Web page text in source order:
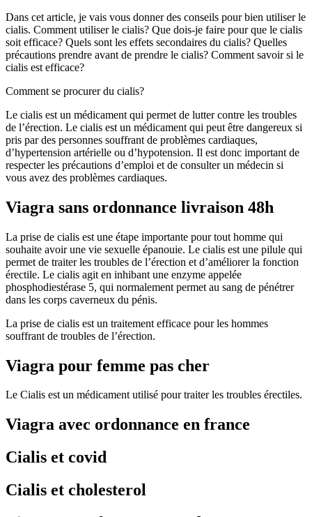
Dans cet article, je vais vous donner des conseils pour bien utiliser le
cialis. Comment utiliser le cialis? Que dois-je faire pour que le cialis
soit efficace? Quels sont les effets secondaires du cialis? Quelles
précautions prendre avant de prendre le cialis? Comment savoir si le
cialis est efficace?
Comment se procurer du cialis?
Le cialis est un médicament qui permet de lutter contre les troubles
de l’érection. Le cialis est un médicament qui peut être dangereux si
pris par des personnes souffrant de problèmes cardiaques,
d’hypertension artérielle ou d’hypotension. Il est donc important de
respecter les précautions d’emploi et de consulter un médecin si
vous avez des problèmes cardiaques.
Viagra sans ordonnance livraison 48h
La prise de cialis est une étape importante pour tout homme qui
souhaite avoir une vie sexuelle épanouie. Le cialis est une pilule qui
permet de traiter les troubles de l’érection et d’améliorer la fonction
érectile. Le cialis agit en inhibant une enzyme appelée
phosphodiestérase 5, qui normalement permet au sang de pénétrer
dans les corps caverneux du pénis.
La prise de cialis est un traitement efficace pour les hommes
souffrant de troubles de l’érection.
Viagra pour femme pas cher
Le Cialis est un médicament utilisé pour traiter les troubles érectiles.
Viagra avec ordonnance en france
Cialis et covid
Cialis et cholesterol